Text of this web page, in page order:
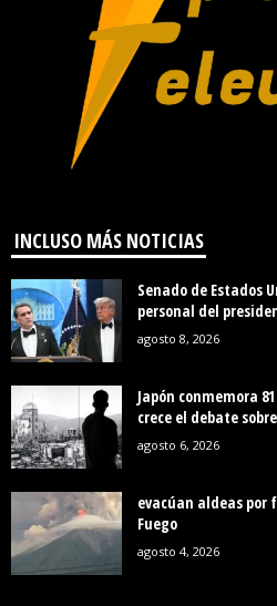
INCLUSO MÁS NOTICIAS
Senado de Estados
personal del
agosto 8, 2026
Japón conmemora
crece el debate
agosto 6, 2026
evacúan aldeas por
Fuego
agosto 4, 2026